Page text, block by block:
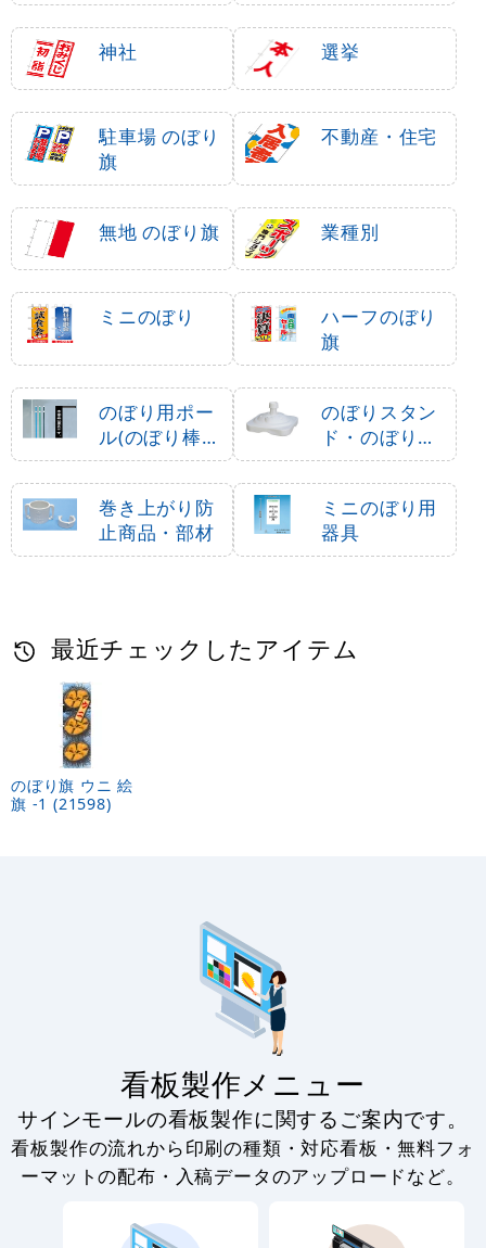
神社 選挙
駐車場 のぼり
旗
不動産・住宅
無地 のぼり旗 業種別
ミニのぼり
ハーフのぼり
旗
のぼり用ポー
ル(のぼり棒・
竿)
のぼりスタン
ド・のぼり立
て台
巻き上がり防
止商品・部材
ミニのぼり用
器具
最近チェックしたアイテム
のぼり旗 ウニ 絵
旗 -1 (21598)
看板製作メニュー
サインモールの看板製作に関するご案内です。
看板製作の流れから印刷の種類・対応看板・無料フォ
ーマットの配布・入稿データのアップロードなど。